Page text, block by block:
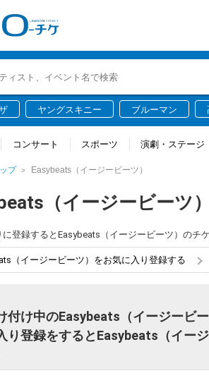
ヤングスキニー ブルーマン
コンサート スポーツ 演劇・ステージ
プ Easybeats（イージービーツ）
（イージービーツ）
に登録するとEasybeats（イージービーツ）のチ
（イージービーツ）をお気に入り登録する
付け中のEasybeats（イージービ
り登録をするとEasybeats（イー